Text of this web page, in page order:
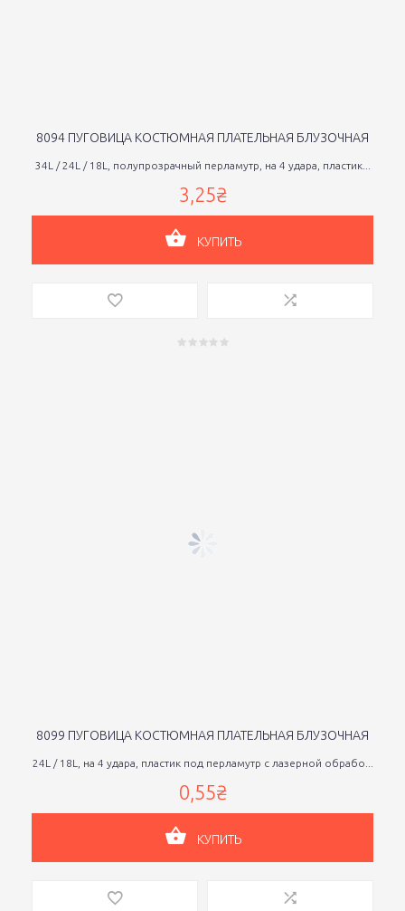
8094 ПУГОВИЦА КОСТЮМНАЯ ПЛАТЕЛЬНАЯ БЛУЗОЧНАЯ
34L / 24L / 18L, полупрозрачный перламутр, на 4 удара, пластик...
3,25₴
КУПИТЬ
8099 ПУГОВИЦА КОСТЮМНАЯ ПЛАТЕЛЬНАЯ БЛУЗОЧНАЯ
24L / 18L, на 4 удара, пластик под перламутр с лазерной обрабо...
0,55₴
КУПИТЬ